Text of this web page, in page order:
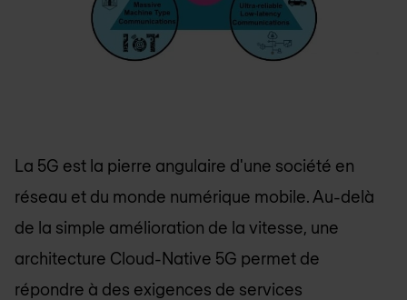
La 5G est la pierre angulaire d'une société en
réseau et du monde numérique mobile. Au-delà
de la simple amélioration de la vitesse, une
architecture Cloud-Native 5G permet de
répondre à des exigences de services